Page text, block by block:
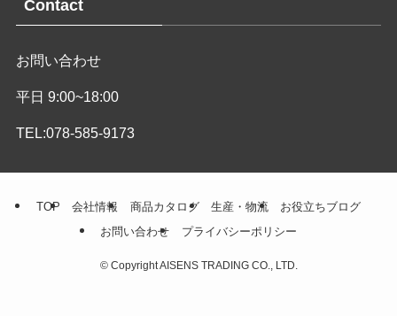
Contact
お問い合わせ
平日 9:00~18:00
TEL:078-585-9173
TOP 会社情報 商品カタログ 生産・物流
お役立ちブログ
お問い合わせ
プライバシーポリシー
©Copyright AISENS TRADING CO., LTD.